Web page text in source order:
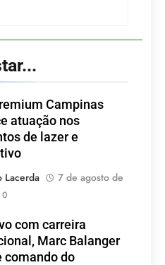
Campinas
atuação nos
de lazer e
Lacerda
7 de agosto de
0
com carreira
Marc Balanger
comando do